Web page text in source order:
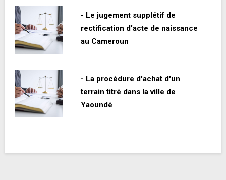
- Le jugement supplétif de
rectification d'acte de naissance
au Cameroun
- La procédure d'achat d'un
terrain titré dans la ville de
Yaoundé